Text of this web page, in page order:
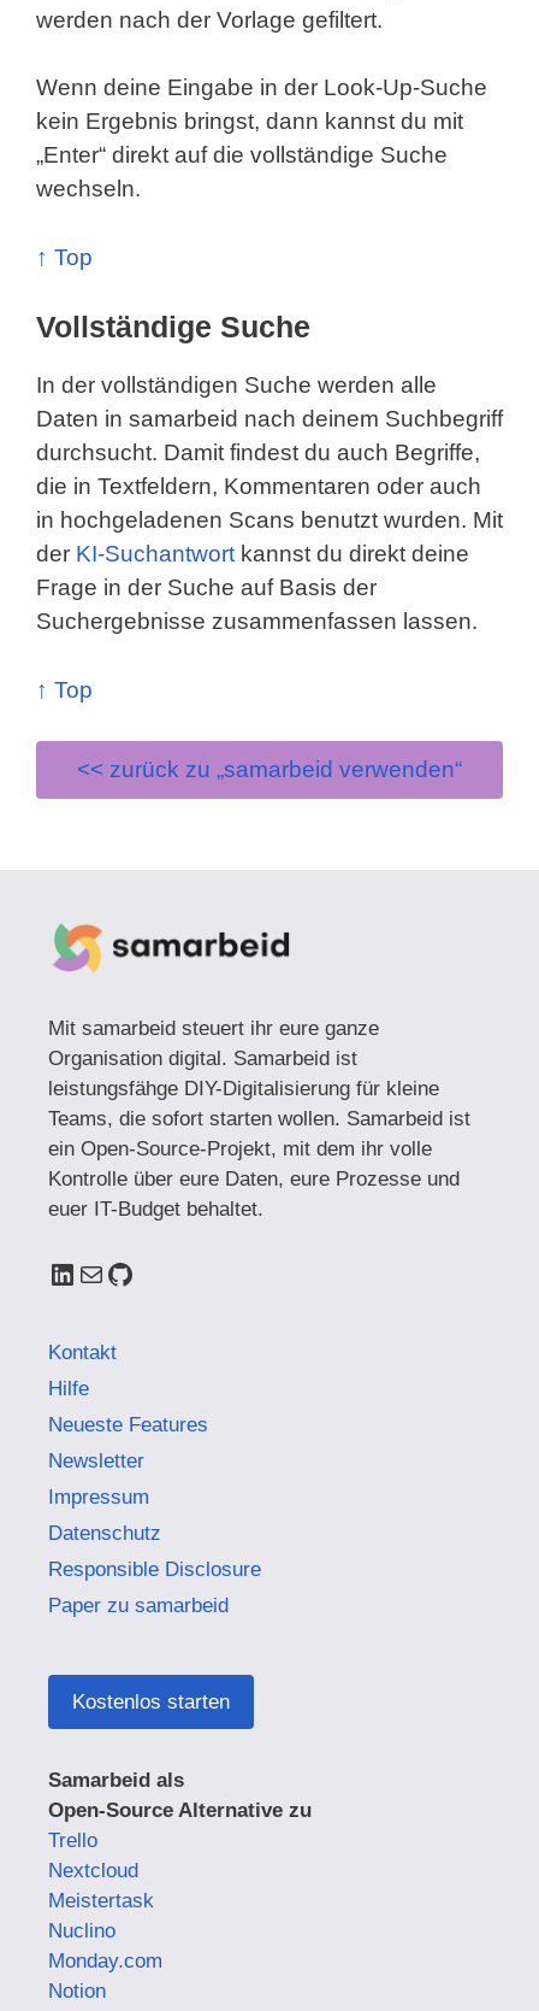
werden nach der Vorlage gefiltert.
Wenn deine Eingabe in der Look-Up-Suche
kein Ergebnis bringst, dann kannst du mit
„Enter“ direkt auf die vollständige Suche
wechseln.
↑ Top
Vollständige Suche
In der vollständigen Suche werden alle
Daten in samarbeid nach deinem Suchbegriff
durchsucht. Damit findest du auch Begriffe,
die in Textfeldern, Kommentaren oder auch
in hochgeladenen Scans benutzt wurden. Mit
der KI-Suchantwort kannst du direkt deine
Frage in der Suche auf Basis der
Suchergebnisse zusammenfassen lassen.
↑ Top
<< zurück zu „samarbeid verwenden“
Mit samarbeid steuert ihr eure ganze
Organisation digital. Samarbeid ist
leistungsfähge DIY-Digitalisierung für kleine
Teams, die sofort starten wollen. Samarbeid ist
ein Open-Source-Projekt, mit dem ihr volle
Kontrolle über eure Daten, eure Prozesse und
euer IT-Budget behaltet.
LinkedIn
E-MailGitHub
Kontakt
Hilfe
Neueste Features
Newsletter
Impressum
Datenschutz
Responsible Disclosure
Paper zu samarbeid
Kostenlos starten
Samarbeid als
Open-Source Alternative zu
Trello
Nextcloud
Meistertask
Nuclino
Monday.com
Notion